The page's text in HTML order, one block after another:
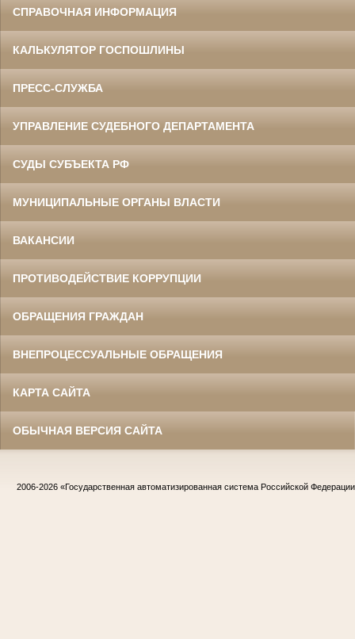
СПРАВОЧНАЯ ИНФОРМАЦИЯ
КАЛЬКУЛЯТОР ГОСПОШЛИНЫ
ПРЕСС-СЛУЖБА
УПРАВЛЕНИЕ СУДЕБНОГО ДЕПАРТАМЕНТА
СУДЫ СУБЪЕКТА РФ
МУНИЦИПАЛЬНЫЕ ОРГАНЫ ВЛАСТИ
ВАКАНСИИ
ПРОТИВОДЕЙСТВИЕ КОРРУПЦИИ
ОБРАЩЕНИЯ ГРАЖДАН
ВНЕПРОЦЕССУАЛЬНЫЕ ОБРАЩЕНИЯ
КАРТА САЙТА
ОБЫЧНАЯ ВЕРСИЯ САЙТА
2006-2026 «Государственная автоматизированная система Российской